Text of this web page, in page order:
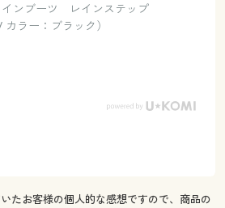
ンブーツ レインステップ
ラー：ブラック）
たお客様の個人的な感想ですので、商品の